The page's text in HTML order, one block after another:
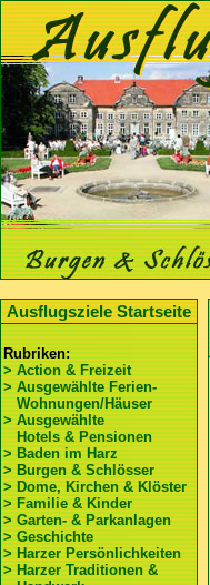
Ausflugsziele Startseite
Rubriken:
> Action & Freizeit
> Ausgewählte Ferien-
Wohnungen/Häuser
> Ausgewählte
Hotels & Pensionen
> Baden im Harz
> Burgen & Schlösser
> Dome, Kirchen & Klöster
> Familie & Kinder
> Garten- & Parkanlagen
> Geschichte
> Harzer Persönlichkeiten
> Harzer Traditionen &